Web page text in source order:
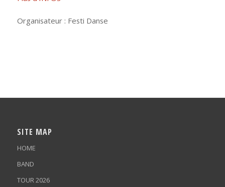
Organisateur : Festi Danse
SITE MAP
HOME
BAND
TOUR 2026